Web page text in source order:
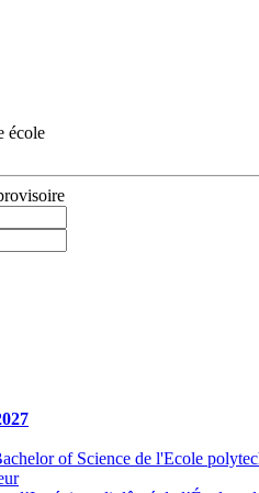
école
of Science de l'Ecole